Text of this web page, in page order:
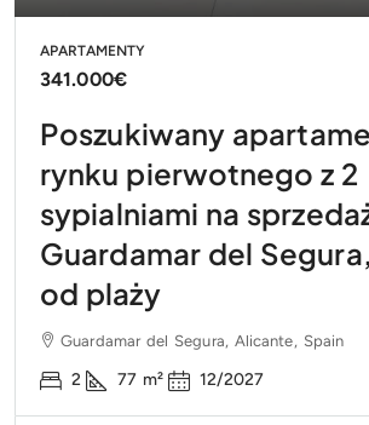
APARTAMENTY
341.000€
Poszukiwany
rynku pierwotnego z 2
sypialniami na
Guardamar del
od plaży
Guardamar del Segura, Alicante, Spain
2 77 m² 12/2027